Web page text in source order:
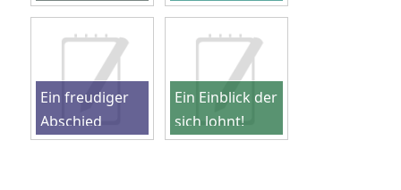
unserer 7
Zwerge
Ein freudiger
Abschied
Ein Einblick der
sich lohnt!